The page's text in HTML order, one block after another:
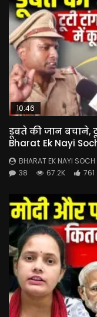
10:46
डूबते की जान बचाने,
Bharat Ek Nayi
BHARAT EK NAYI SOCH
38
67.2K 761